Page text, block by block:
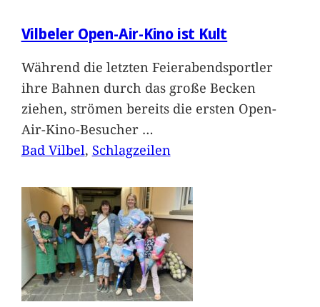
Vilbeler Open-Air-Kino ist Kult
Während die letzten Feierabendsportler
ihre Bahnen durch das große Becken
ziehen, strömen bereits die ersten Open-
Air-Kino-Besucher …
Bad Vilbel, Schlagzeilen